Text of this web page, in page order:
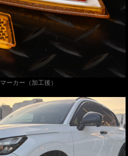
ーカー（加工後）